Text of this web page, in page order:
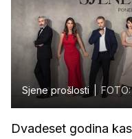
Sjene prošlosti
Dvadeset godina